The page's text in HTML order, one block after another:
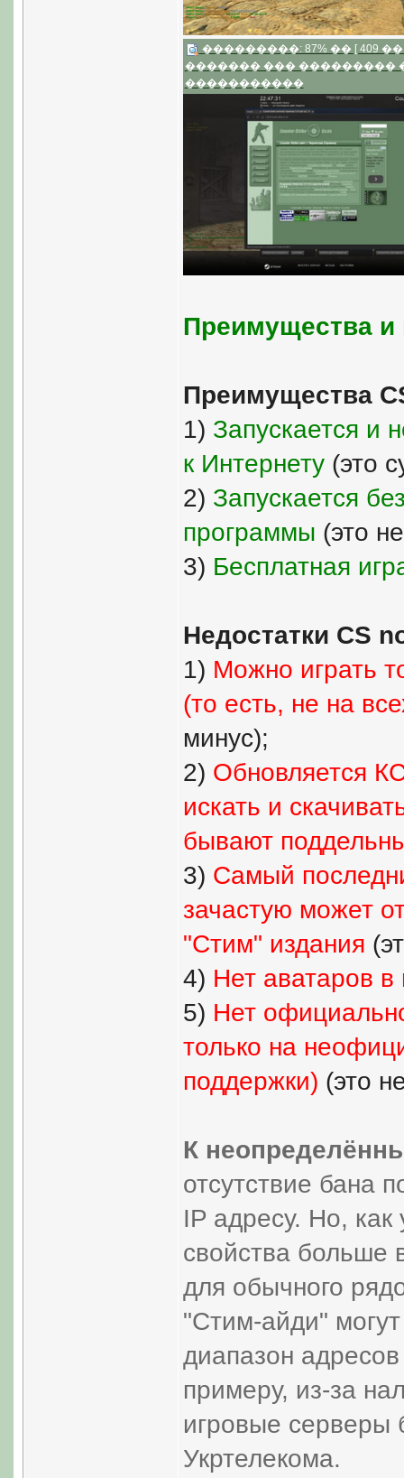
���������: 87% �� [ 409 ��
������� ��� ���������
�����������
Преимущества и
Преимущества
1) Запускается и
к Интернету(это
2) Запускается
программы (это
3) Бесплатная
Недостатки CS
1) Можно играть
(то есть, не на
минус);
2) Обновляется
искать и
бывают
3) Самый
зачастую может
"Стим" издания
4) Нет аватаров в
5) Нет
только на
поддержки) (это
К
отсутствие бана
IP адресу. Но,
свойства больше
для обычного
"Стим-айди"
диапазон
примеру, из-за
игровые серверы
Укртелекома.